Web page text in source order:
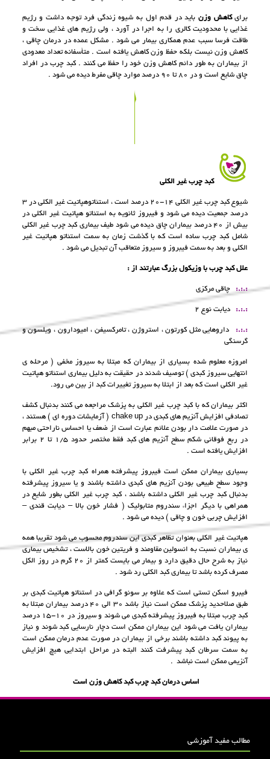
براىكاهش وزن بايد در قدم اول به شيوه زندگى فرد توجه داشت و رژيم
غذايى با محدوديت كالرى را به اجرا در آورد ، ولى رژيم هاى غذايى سخت و
طاقت فرسا سبب عدم همكارى بيمار مى شود . مشكل عمده در درمان چاقى ،
كاهش وزن نيست بلكه حفظ وزن كاهش يافته است . متأسفانه تعداد معدودى
از بيماران به طور دائم كاهش وزن خود را حفظ مى كنند . كبد چرب در افراد
چاق شايع است و در 80 تا 90 درصد موارد چاقى مفرط ديده مى شود .
كبد چرب غير الكلى
شيوع كبد چرب غير الكلى ١٤-٢٠ درصد است ، استئاتوهپاتيت غير الكلى در ٣
درصد جمعيت ديده مى شود و فيبروز ثانويه به استئاتو هپاتيت غير الكلى در
بيش از ٤٠ درصد بيماران چاق ديده مى شود طيف بيمارى كبد چرب غير الكلى
شامل كبد چرب ساده است كه با گذشت زمان به سمت استئاتو هپاتيت غير
الكلى و بعد به سمت فيبروز و سيروز متعاقب آن تبديل مى شود .
علل كبد چرب با وزيكول بزرگ عبارتند از :
:.:.: چاقى مركزى
:.:.: ديابت نوع ٢
:.:.: داروهايى مثل كورتون ، استروژن ، تامركسيفن ، اميودارون ، ويلسون و
گرسنگى
امروزه معلوم شده بسيارى از بيماران كه مبتلا به سيروز مخفى ( مرحله ى
انتهايى سيروز كبدى ) توصيف شدند در حقيقت به دليل بيمارى استئاتو هپاتيت
غير الكلى است كه بعد از ابتلا به سيروز تغييرات كبد از بين مى رود.
اكثر بيماران كه با كبد چرب غير الكلى به پزشک مراجعه مى كنند بدنبال كشف
تصادفى افزايش آنزيم هاى كبدى در chake up ( آزمايشات دوره اى ) هستند ،
در صورت علامت دار بودن علائم عبارت است از ضعف يا احساس ناراحتى مبهم
در ربع فوقانى شكم سطح آنزيم هاى كبد فقط مختصر حدود ١/٥ تا ٢ برابر
افزايش يافته است .
بسيارى بيماران ممكن است فيبروز پيشرفته همراه كبد چرب غير الكلى با
وجود سطح طبيعى بودن آنزيم هاى كبدى داشته باشند و يا سيروز پيشرفته
بدنبال كبد چرب غير الكلى داشته باشند ، كبد چرب غير الكلى بطور شايع در
همراهى با ديگر اجزاء سندروم متابوليک ( فشار خون بالا – ديابت قندى –
افزايش چربى خون و چاقى ) ديده مى شود .
هپاتيت غير الكلى بعنوان تظاهر كبدى اين سندروم محسوب مى شود تقريبا همه
ى بيماران نسبت به انسولين مقاومند و فريتين خون بالاست ، تشخيص بيمارى
نياز به شرح حال دقيق دارد و بيمار مى بايست كمتر از ٢٠ گرم در روز الكل
مصرف كرده باشد تا بيمارى كبد الكلى رد شود .
فيبرو اسكن تستى است كه علاوه بر سونو گرافى در استئاتو هپاتيت كبدى بر
طبق صلاحديد پزشک ممكن است نياز باشد ٣٠ الى ٤٠ درصد بيماران مبتلا به
كبد چرب مبتلا به فيبروز پيشرفته كبدى مى شوند و سيروز در ١٠-١٥ درصد
بيماران يافت مى شود اين بيماران ممكن است دچار نارسايى كبد شوند و نياز
به پيوند كبد داشته باشند برخى از بيماران در صورت عدم درمان ممكن است
به سمت سرطان كبد پيشرفت كنند البته در مراحل ابتدايى هيچ افزايش
آنزيمى ممكن است نباشد .
اساس درمان كبد چرب كبد كاهش وزن است
مطالب مفید آموزشی